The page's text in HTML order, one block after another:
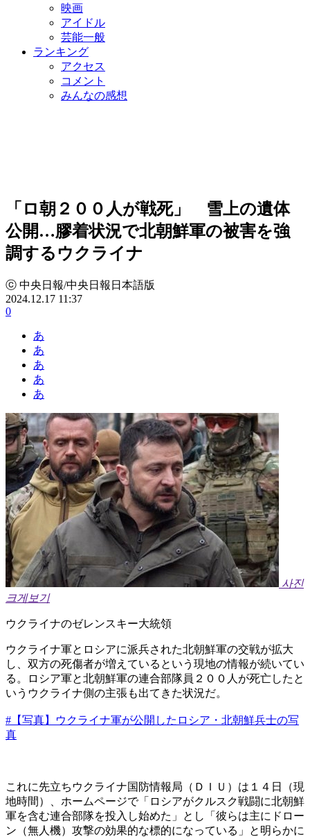
映画
アイドル
芸能一般
ランキング
アクセス
コメント
みんなの感想
「ロ朝２００人が戦死」 雪上の遺体
公開…膠着状況で北朝鮮軍の被害を強
調するウクライナ
ⓒ 中央日報/中央日報日本語版
2024.12.17 11:37
0
あ
あ
あ
あ
あ
사진
크게보기
ウクライナのゼレンスキー大統領
ウクライナ軍とロシアに派兵された北朝鮮軍の交戦が拡大
し、双方の死傷者が増えているという現地の情報が続いてい
る。ロシア軍と北朝鮮軍の連合部隊員２００人が死亡したと
いうウクライナ側の主張も出てきた状況だ。
#【写真】ウクライナ軍が公開したロシア・北朝鮮兵士の写
真
これに先立ちウクライナ国防情報局（ＤＩＵ）は１４日（現
地時間）、ホームページで「ロシアがクルスク戦闘に北朝鮮
軍を含む連合部隊を投入し始めた」とし「彼らは主にドロー
ン（無人機）攻撃の効果的な標的になっている」と明らかに